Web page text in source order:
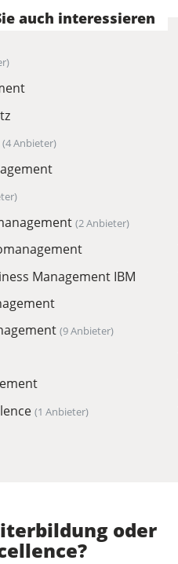
auch interessieren
(4 Anbieter)
(2 Anbieter)
Management IBM
(9 Anbieter)
(1 Anbieter)
oder